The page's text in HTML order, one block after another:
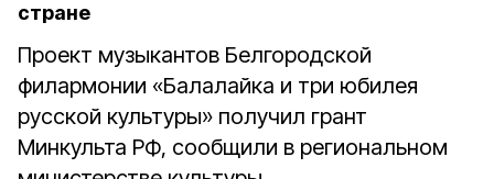
стране
Проект музыкантов Белгородской
филармонии «Балалайка и три юбилея
русской культуры» получил грант
Минкульта РФ, сообщили в региональном